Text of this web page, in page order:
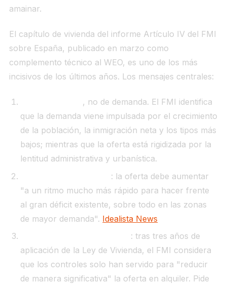
amainar.
El capítulo de vivienda del informe Artículo IV del FMI
sobre España, publicado en marzo como
complemento técnico al WEO, es uno de los más
incisivos de los últimos años. Los mensajes centrales:
, no de demanda. El FMI identifica
que la demanda viene impulsada por el crecimiento
de la población, la inmigración neta y los tipos más
bajos; mientras que la oferta está rigidizada por la
lentitud administrativa y urbanística.
: la oferta debe aumentar
"a un ritmo mucho más rápido para hacer frente
al gran déficit existente, sobre todo en las zonas
de mayor demanda". Idealista News
: tras tres años de
aplicación de la Ley de Vivienda, el FMI considera
que los controles solo han servido para "reducir
de manera significativa" la oferta en alquiler. Pide